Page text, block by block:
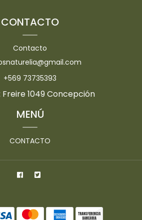
CONTACTO
Contacto
+569 73735393
Freire 1049 Concepción
MENÚ
CONTACTO